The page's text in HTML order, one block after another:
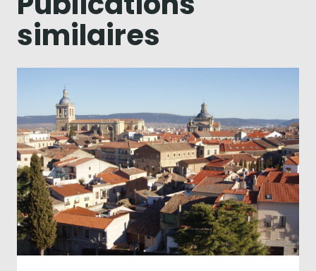
similaires